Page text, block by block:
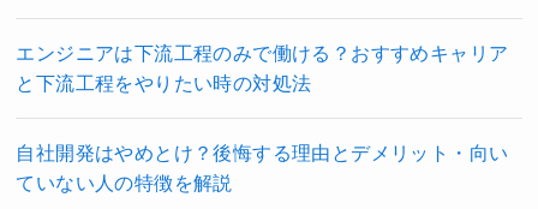
エンジニアは下流工程のみで働ける？おすすめキャリア
と下流工程をやりたい時の対処法
自社開発はやめとけ？後悔する理由とデメリット・向い
ていない人の特徴を解説